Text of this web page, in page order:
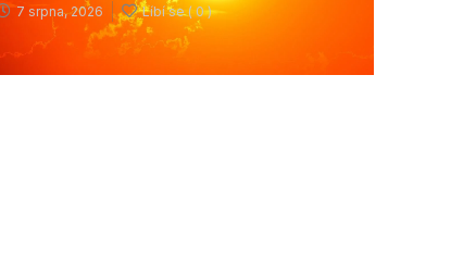
7 srpna, 2026 Líbí se (0 )